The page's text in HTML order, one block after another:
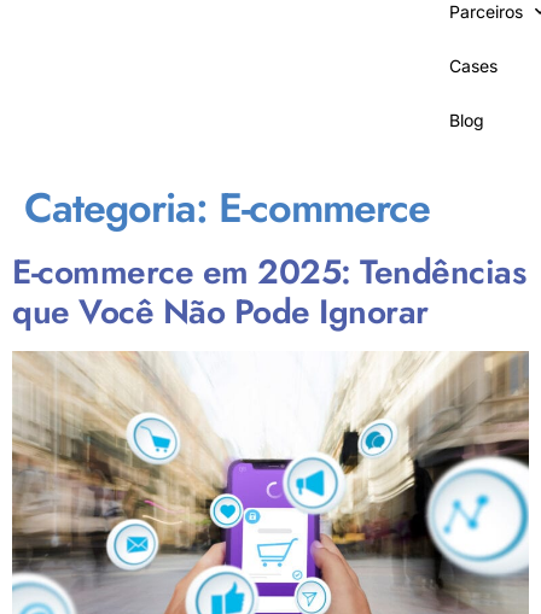
Parceiros
Cases
Blog
Categoria: E-commerce
E-commerce em 2025: Tendências
que Você Não Pode Ignorar